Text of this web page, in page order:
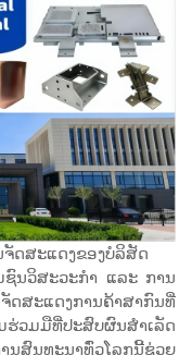
ຈັດສະແດງຂອງບໍລິສັດ
ຊົນວິສະວະກຳ ແລະ ການ
ດສະແດງການຄ້າສາກົນທີ່
ຮ່ວມມືທີ່ປະສົບຜົນສຳເລັດ
ສົນທະນາທົ່ວໂລກນີ້ຊ່ວຍ